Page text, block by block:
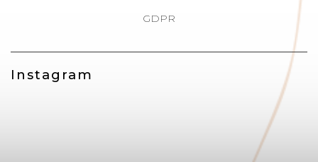
Instagram
GDPR